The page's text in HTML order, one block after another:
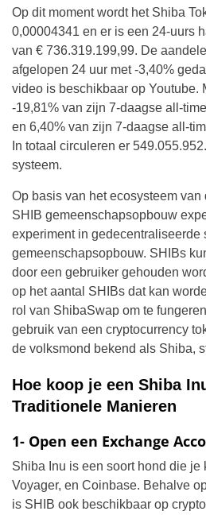
Op dit moment wordt het Shiba
0,00004341 en er is een 24-uurs
van € 736.319.199,99. De
afgelopen 24 uur met -3,40%
video is beschikbaar op Youtube.
-19,81% van zijn 7-daagse all-
en 6,40% van zijn 7-daagse all-
In totaal circuleren er
systeem.
Op basis van het ecosysteem
SHIB gemeenschapsopbouw
experiment in gedecentraliseerde
gemeenschapsopbouw. SHIBs
door een gebruiker gehouden
op het aantal SHIBs dat kan
rol van ShibaSwap om te
gebruik van een cryptocurrency
de volksmond bekend als Shiba,
Hoe koop je een Shiba
Traditionele Manieren
1- Open een Exchange
Shiba Inu is een soort hond die je
Voyager, en Coinbase. Behalve
is SHIB ook beschikbaar op